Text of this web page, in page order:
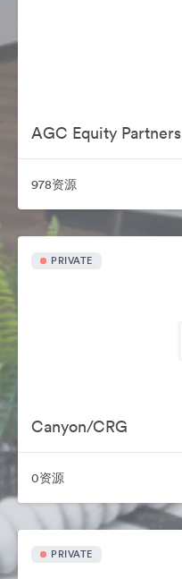
AGC Equity Partners
978资源
PRIVATE
Canyon/CRG
0资源
PRIVATE